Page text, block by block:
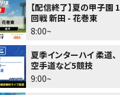
【配信終了】夏の甲子園 1
回戦 新田 - 花巻東
8:00~
夏季インターハイ 柔道、
空手道など5競技
9:00~